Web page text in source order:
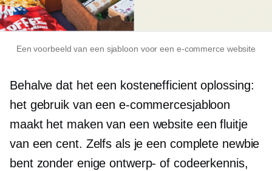
Een voorbeeld van een sjabloon voor een e-commerce website
Behalve dat het een kostenefficientoplossing:
het gebruik van een e-commercesjabloon
maakt het maken van een website een fluitje
van een cent. Zelfs als je een complete newbie
bent zonder enige ontwerp- of codeerkennis,